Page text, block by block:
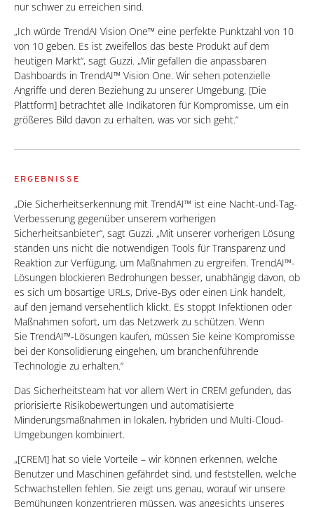
nur schwer zu erreichen sind.
„Ich würde TrendAI Vision One™ eine perfekte Punktzahl von 10
von 10 geben. Es ist zweifellos das beste Produkt auf dem
heutigen Markt“, sagt Guzzi. „Mir gefallen die anpassbaren
Dashboards in TrendAI™ Vision One. Wir sehen potenzielle
Angriffe und deren Beziehung zu unserer Umgebung. [Die
Plattform] betrachtet alle Indikatoren für Kompromisse, um ein
größeres Bild davon zu erhalten, was vor sich geht.“
ERGEBNISSE
„Die Sicherheitserkennung mit TrendAI™ ist eine Nacht-und-Tag-
Verbesserung gegenüber unserem vorherigen
Sicherheitsanbieter“, sagt Guzzi. „Mit unserer vorherigen Lösung
standen uns nicht die notwendigen Tools für Transparenz und
Reaktion zur Verfügung, um Maßnahmen zu ergreifen. TrendAI™-
Lösungen blockieren Bedrohungen besser, unabhängig davon, ob
es sich um bösartige URLs, Drive-Bys oder einen Link handelt,
auf den jemand versehentlich klickt. Es stoppt Infektionen oder
Maßnahmen sofort, um das Netzwerk zu schützen. Wenn
Sie TrendAI™-Lösungen kaufen, müssen Sie keine Kompromisse
bei der Konsolidierung eingehen, um branchenführende
Technologie zu erhalten.“
Das Sicherheitsteam hat vor allem Wert in CREM gefunden, das
priorisierte Risikobewertungen und automatisierte
Minderungsmaßnahmen in lokalen, hybriden und Multi-Cloud-
Umgebungen kombiniert.
„[CREM] hat so viele Vorteile – wir können erkennen, welche
Benutzer und Maschinen gefährdet sind, und feststellen, welche
Schwachstellen fehlen. Sie zeigt uns genau, worauf wir unsere
Bemühungen konzentrieren müssen, was angesichts unseres